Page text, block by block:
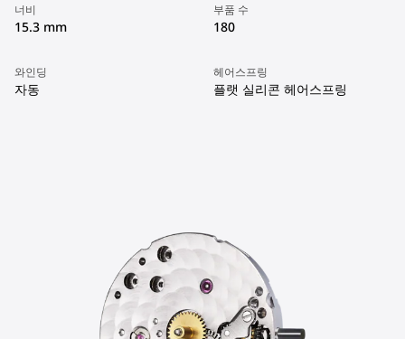
너비
15.3 mm
부품 수
180
와인딩
자동
헤어스프링
플랫 실리콘 헤어스프링